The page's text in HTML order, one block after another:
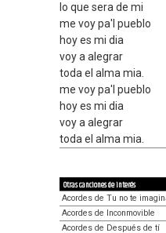
lo que sera de mi
me voy pa'l pueblo
hoy es mi dia
voy a alegrar
toda el alma mia.
me voy pa'l pueblo
hoy es mi dia
voy a alegrar
toda el alma mia.
Otras canciones de interés
Acordes de Tu no te
Acordes de Inconmovible
Acordes de Después de tí